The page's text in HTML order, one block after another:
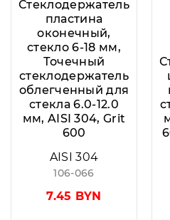
Стеклодержатель
пластина
оконечный,
стекло 6-18 мм,
Точечный
стеклодержатель
облегченный для
стекла 6.0-12.0
мм, AISI 304, Grit
600
AISI 304
106-066
7.45 BYN